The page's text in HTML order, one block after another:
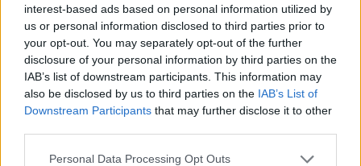
interest-based ads based on personal information utilized by
us or personal information disclosed to third parties prior to
your opt-out. You may separately opt-out of the further
disclosure of your personal information by third parties on the
IAB’s list of downstream participants. This information may
also be disclosed by us to third parties on the IAB’s List of
Downstream Participants that may further disclose it to other
Please note that this website/app uses one or more Google
Personal Data Processing Opt Outs
δελτίων.
ΔΙΑΦΗΜΙΣΗ